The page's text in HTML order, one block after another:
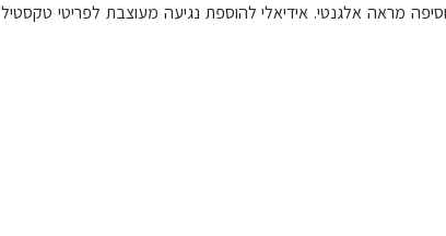
מראה אלגנטי. אידיאלי להוספת נגיעה מעוצבת לפריטי טקסטיל